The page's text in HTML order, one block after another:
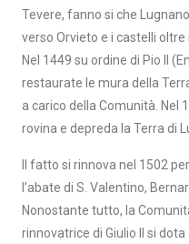
Tevere, fanno si che
verso Orvieto e i castelli oltre
Nel 1449 su ordine di Pio II
restaurate le mura della
a carico della Comunità. Nel
rovina e depreda la Terra di
Il fatto si rinnova nel 1502
l’abate di S. Valentino,
Nonostante tutto, la
rinnovatrice di Giulio II si